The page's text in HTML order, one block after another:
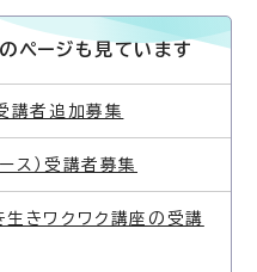
ページも見ています
講者追加募集
ス）受講者募集
生きワクワク講座の受講